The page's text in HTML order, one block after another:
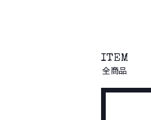
ITEM
全商品